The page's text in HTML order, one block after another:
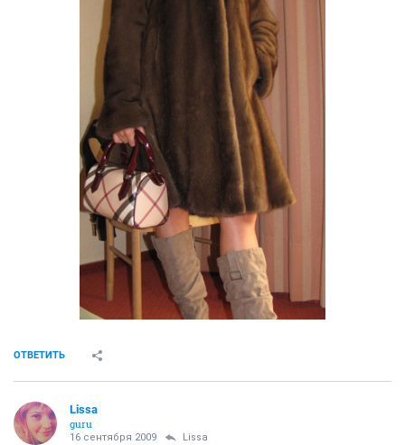
ОТВЕТИТЬ
Lissa
guru
16 сентября 2009 Lissa